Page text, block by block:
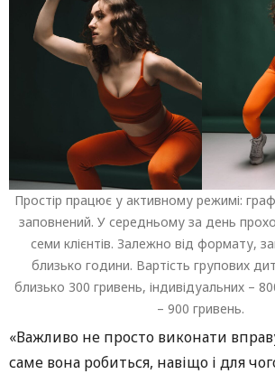
Простір працює у активному режимі:
заповнений. У середньому за день
семи клієнтів. Залежно від формату,
близько години. Вартість групових
близько 300 гривень, індивідуальних –
– 900 гривень.
«Важливо не просто виконати
саме вона робиться, навіщо і для